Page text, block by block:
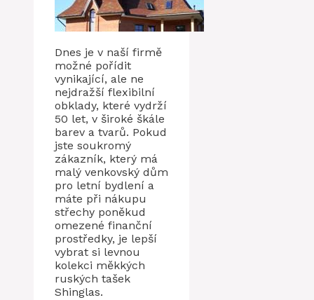
Dnes je v naší firmě
možné pořídit
vynikající, ale ne
nejdražší flexibilní
obklady, které vydrží
50 let, v široké škále
barev a tvarů. Pokud
jste soukromý
zákazník, který má
malý venkovský dům
pro letní bydlení a
máte při nákupu
střechy poněkud
omezené finanční
prostředky, je lepší
vybrat si levnou
kolekci měkkých
ruských tašek
Shinglas.